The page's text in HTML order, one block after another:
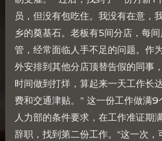
员，但没有包吃住。我没有在意，
乡的奠基石。老板有5间分店，每
管，经常面临人手不足的问题。作
外安排到其他分店顶替告假的同事
时间做到打烊，算起来一天工作长
费和交通津贴。” 这一份工作做满9
人力部的条件要求，在工作准证期
辞职，找到第二份工作。“这一次，